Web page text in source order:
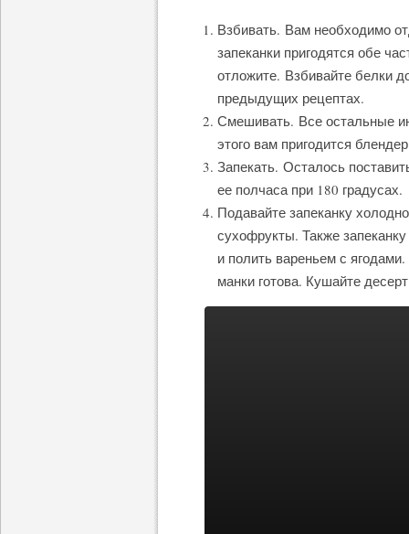
Взбивать. Вам необходимо
запеканки пригодятся обе
отложите. Взбивайте белки
предыдущих рецептах.
Смешивать. Все остальные
этого вам пригодится
Запекать. Осталось
ее полчаса при 180 градусах.
Подавайте запеканку
сухофрукты. Также
и полить вареньем с
манки готова. Кушайте